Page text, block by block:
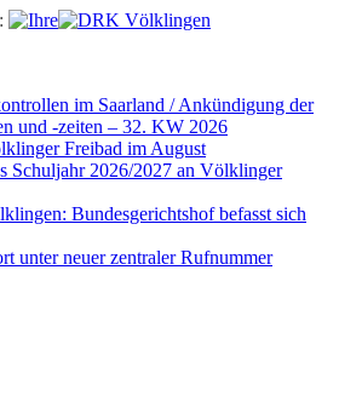
im Saarland / Ankündigung der
und -zeiten – 32. KW 2026
Freibad im August
Schuljahr 2026/2027 an Völklinger
Bundesgerichtshof befasst sich
unter neuer zentraler Rufnummer